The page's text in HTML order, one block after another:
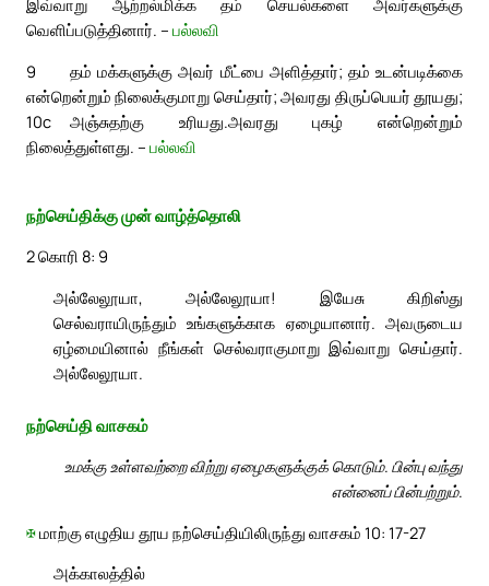
இவ்வாறு ஆற்றல்மிக்க தம் செயல்களை அவர்களுக்கு
வெளிப்படுத்தினார். – பல்லவி
9
தம் மக்களுக்கு அவர் மீட்பை அளித்தார்; தம் உடன்படிக்கை
என்றென்றும் நிலைக்குமாறு செய்தார்; அவரது திருப்பெயர் தூயது;
அஞ்சுதற்கு உரியது.
10c
அவரது புகழ் என்றென்றும்
நிலைத்துள்ளது. – பல்லவி
நற்செய்திக்கு முன் வாழ்த்தொலி
2 கொரி 8: 9
அல்லேலூயா, அல்லேலூயா! இயேசு கிறிஸ்து
செல்வராயிருந்தும் உங்களுக்காக ஏழையானார். அவருடைய
ஏழ்மையினால் நீங்கள் செல்வராகுமாறு இவ்வாறு செய்தார்.
அல்லேலூயா.
நற்செய்தி வாசகம்
உமக்கு உள்ளவற்றை விற்று ஏழைகளுக்குக் கொடும். பின்பு வந்து
என்னைப் பின்பற்றும்.
✠மாற்கு எழுதிய தூய நற்செய்தியிலிருந்து வாசகம் 10: 17-27
அக்காலத்தில்